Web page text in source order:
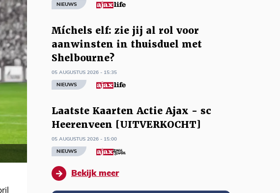
NIEUWS
Míchels elf: zie jij al rol voor
aanwinsten in thuisduel met
Shelbourne?
05 AUGUSTUS 2026 - 15:35
NIEUWS
Laatste Kaarten Actie Ajax - sc
Heerenveen [UITVERKOCHT]
05 AUGUSTUS 2026 - 15:00
NIEUWS
Bekijk meer